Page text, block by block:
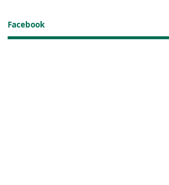
Facebook